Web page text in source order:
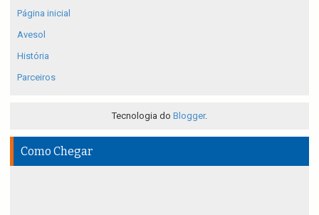
Página inicial
Avesol
História
Parceiros
Tecnologia do Blogger.
Como Chegar